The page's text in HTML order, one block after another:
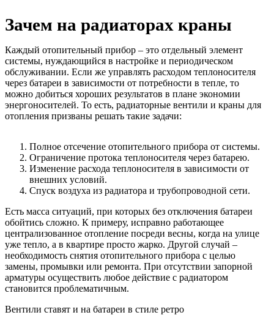
Зачем на радиаторах краны
Каждый отопительный прибор – это отдельный элемент
системы, нуждающийся в настройке и периодическом
обслуживании. Если же управлять расходом теплоносителя
через батареи в зависимости от потребности в тепле, то
можно добиться хороших результатов в плане экономии
энергоносителей. То есть, радиаторные вентили и краны для
отопления призваны решать такие задачи:
Полное отсечение отопительного прибора от системы.
Ограничение протока теплоносителя через батарею.
Изменение расхода теплоносителя в зависимости от
внешних условий.
Спуск воздуха из радиатора и трубопроводной сети.
Есть масса ситуаций, при которых без отключения батареи
обойтись сложно. К примеру, исправно работающее
централизованное отопление посреди весны, когда на улице
уже тепло, а в квартире просто жарко. Другой случай –
необходимость снятия отопительного прибора с целью
замены, промывки или ремонта. При отсутствии запорной
арматуры осуществить любое действие с радиатором
становится проблематичным.
Вентили ставят и на батареи в стиле ретро